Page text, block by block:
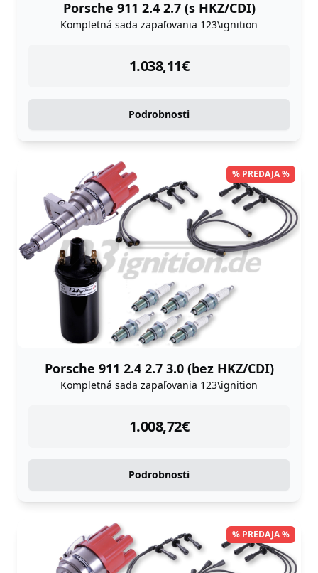
Porsche 911 2.4 2.7 (s HKZ/CDI)
Kompletná sada zapaľovania 123\ignition
1.038,11€
instock
Podrobnosti
% PREDAJA %
Porsche 911 2.4 2.7 3.0 (bez HKZ/CDI)
Kompletná sada zapaľovania 123\ignition
1.008,72€
instock
Podrobnosti
% PREDAJA %